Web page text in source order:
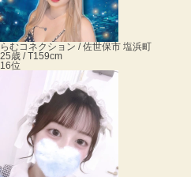
らむコネクション / 佐世保市 塩浜町
25歳 / T159cm
16位